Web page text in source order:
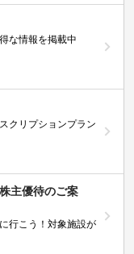
な情報を掲載中
クリプションプラン
主優待のご案
行こう！対象施設が